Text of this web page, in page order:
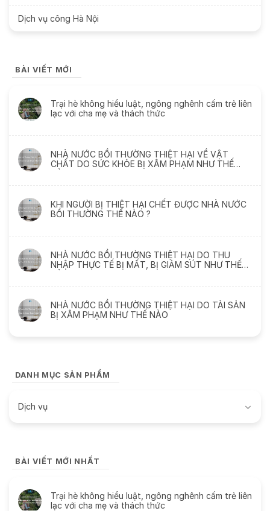
Dịch vụ công Hà Nội
BÀI VIẾT MỚI
Trại hè không hiểu luật, ngông nghênh cấm trẻ liên
lạc với cha mẹ và thách thức
NHÀ NƯỚC BỒI THƯỜNG THIỆT HẠI VỀ VẬT
CHẤT DO SỨC KHỎE BỊ XÂM PHẠM NHƯ THẾ
KHI NGƯỜI BỊ THIỆT HẠI CHẾT ĐƯỢC NHÀ NƯỚC
BỒI THƯỜNG THẾ NÀO ?
NHÀ NƯỚC BỒI THƯỜNG THIỆT HẠI DO THU
NHẬP THỰC TẾ BỊ MẤT, BỊ GIẢM SÚT NHƯ THẾ
NHÀ NƯỚC BỒI THƯỜNG THIỆT HẠI DO TÀI SẢN
BỊ XÂM PHẠM NHƯ THẾ NÀO
DANH MỤC SẢN PHẨM
Dịch vụ
BÀI VIẾT MỚI NHẤT
Trại hè không hiểu luật, ngông nghênh cấm trẻ liên
lạc với cha mẹ và thách thức